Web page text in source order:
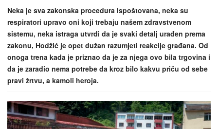
a
o
Neka je sva zakonska procedura ispoštovana, neka su
respiratori upravo oni koji trebaju našem zdravstvenom
sistemu, neka istraga utvrdi da je svaki detalj urađen prema
zakonu, Hodžić je opet dužan razumjeti reakcije građana. Od
onoga trena kada je priznao da je za njega ovo bila trgovina i
da je zaradio nema potrebe da kroz bilo kakvu priču od sebe
pravi žrtvu, a kamoli heroja.